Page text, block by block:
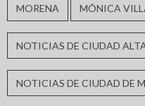
MORENA MÓNICA
NOTICIAS DE CIUDAD
NOTICIAS DE CIUDAD DE